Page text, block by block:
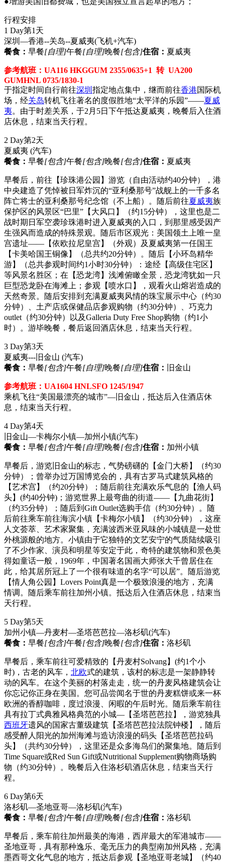
行程安排
1 Day第1天
深圳—香港--关岛--夏威夷(飞机+汽车)
餐食： 早餐[自理]午餐[自理]晚餐[包含]住宿： 夏威夷
参考航班：UA116 HKGGUM 2355/0635+1 转 UA200
GUMHNL 0735/1830-1
于指定时间自行前往深圳 指定地点集中，继而前往香港国际机
场，经关岛转机飞往著名的度假胜地“太平洋的乐园”——夏威
夷。由于时差关系，于2月5日下午抵达夏威夷，晚餐后入住酒
店休息，结束当天行程。
2 Day第2天
夏威夷 (汽车)
餐食： 早餐[包含]午餐[包含]晚餐[包含]住宿： 夏威夷
早餐后，前往【珍珠港公园】游览（自由活动约40分钟），港
中央建造了凭悼被日军炸沉的“亚利桑那号”战舰上的一千多名
阵亡将士的亚利桑那号纪念馆（不上船）。随后前往夏威夷族
保护区的风景区“巴里”【大风口】（约15分钟），这里也是二
战时期日军空袭珍珠港时进入夏威夷的入口，到那里感受因产
生强风而造成的特殊景观。随后市区观光：美国领土上唯一皇
宫遗址——【依欧拉尼皇宫】（外观）及夏威夷第一任国王
【卡美哈国王铜像】（总共约20分钟）。随后【小环岛精华
游】（总共参观时间约1小时30分钟）：途经【高级住宅区】
等风景名胜区；在【恐龙湾】浅滩俯瞰全景，恐龙湾犹如一只
巨型恐龙卧在海滩上；参观【喷水口】，观看火山熔岩造成的
天然奇景。随后安排到充满夏威夷风情的珠宝展示中心（约30
分钟）、土产店或保健品店参观购物（约30分钟）、巧克力
outlet（约30分钟）以及Galleria Duty Free Shop购物（约1小
时）。游毕晚餐，餐后返回酒店休息，结束当天行程。
3 Day第3天
夏威夷---旧金山 (汽车)
餐食： 早餐[包含]午餐[自理]晚餐[自理]住宿： 旧金山
参考航班：UA1604 HNLSFO 1245/1947
乘机飞往“美国最漂亮的城市”—旧金山，抵达后入住酒店休
息，结束当天行程。
4 Day第4天
旧金山—卡梅尔小镇—加州小镇(汽车)
餐食： 早餐[包含]午餐[自理]晚餐[包含]住宿： 加州小镇
早餐后，游览旧金山的标志，气势磅礴的【金门大桥】（约30
分钟）；曾举办过万国博览会的，具有古罗马式建筑风格的
【艺术宫】（约20分钟）；随后前往充满欢乐气息的【渔人码
头】(约40分钟)；游览世界上最弯曲的街道——【九曲花街】
（约35分钟）；随后到Gift Outlet选购手信（约30分钟）。随
后前往乘车前往海滨小镇【卡梅尔小镇】（约30分钟），这座
人文荟萃、艺术家聚集，充满波西米亚风味的小城镇是一处世
外桃源般的地方。小镇由于它独特的文艺安宁的气质陆续吸引
了不少作家、演员和明星等安定于此，奇特的建筑物和景色美
得如童话一般，1969年，中国著名国画大师张大千曾居住在
此，给其居所冠上了一个很有味道的名字“可以居”。随后游览
【情人角公园】Lovers Point真是一个极致浪漫的地方，充满
情调。随后乘车前往加州小镇。抵达后入住酒店休息，结束当
天行程。
5 Day第5天
加州小镇—丹麦村—圣塔芭芭拉—洛杉矶(汽车)
餐食： 早餐[包含]午餐[包含]晚餐[包含]住宿： 洛杉矶
早餐后，乘车前往可爱精致的【丹麦村Solvang】(约1个小
时)，古老的风车， 北欧式的建筑，该村的标志是一架静静转
动的风车。在这个美丽的村落走走，统一的丹麦风格建筑会让
你忘记你正身在美国。您可品尝闻名于世的丹麦糕饼或来一杯
欧洲的香醇咖啡，度过浪漫、闲暇的午后时光。随后乘车前往
具有拉丁式典雅风格典范的小城—【圣塔芭芭拉】，游览独具
西班牙遗风的国家古董级建筑【圣塔芭芭拉法院钟楼】，随后
感受醉人阳光的加州海滩与造访浪漫的码头【圣塔芭芭拉码
头】（共约30分钟），这里还是众多海鸟们的聚集地。随后到
Time Square或Red Sun Gift或Nutritional Supplement购物商场购
物（约30分钟）。晚餐后入住洛杉矶酒店休息，结束当天行
程。
6 Day第6天
洛杉矶—圣地亚哥—洛杉矶(汽车)
餐食： 早餐[包含]午餐[自理]晚餐[包含]住宿： 洛杉矶
早餐后，乘车前往加州最美的海港，西岸最大的军港城市——
圣地亚哥，具有那种逸乐、毫无压力的典型南加州风格，充满
墨西哥文化气息的地方，抵达后参观【圣地亚哥老城】（约40